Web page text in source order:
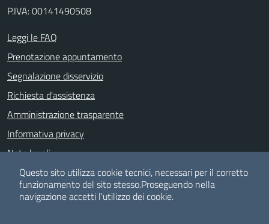
P.IVA: 00141490508
Leggi le FAQ
Prenotazione appuntamento
Segnalazione disservizio
Richiesta d'assistenza
Amministrazione trasparente
Informativa privacy
Note legali
Dichiarazione di accessibilità
Albo pretorio
Questo sito utilizza cookie tecnici, necessari per il corretto
funzionamento del sito stesso.Proseguendo nella
navigazione accetti l'utilizzo dei cookie.